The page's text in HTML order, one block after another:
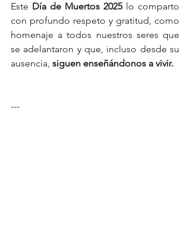
Este Día de Muertos 2025 lo comparto
con profundo respeto y gratitud, como
homenaje a todos nuestros seres que
se adelantaron y que, incluso desde su
ausencia, siguen enseñándonos a vivir.
---